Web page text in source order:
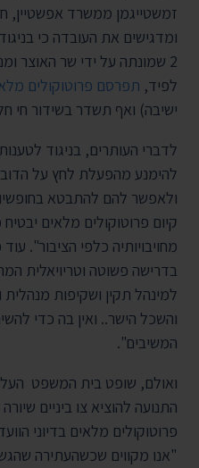
זמשטייגמן ממשרד אפשטיין,
ומדגישים את העובדה כי
2 שמונתה על ידי שר האוצר
לפיד, תפרסם פרוטוקולים
ישיבה) ואף תשדר בשידור חי
לדברי העותרים, בניגוד
להימנע מהפעלת לחץ על
ולאפשר להם להתבטא
קיום פרוטוקולים מלאים
מחויבויותיה כלפי הציבור".
בדרישה פשוטה וטריויאלית
למינהל תקין ושקיפות
והשכל הישר.. ואין בה כדי
המשיבים".
ואולם, שופט בית המשפט
התנועה להוציא צו ביניים
פרוטוקולים מלאים בדיוני
"אנו מקווים שכשהעתירה